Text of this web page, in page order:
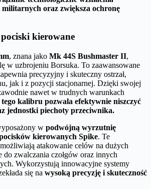
militarnych oraz zwiększa ochronę
kierowane
, znana jako Mk 44S Bushmaster II,
w uzbrojeniu Borsuka. To zaawansowane
precyzyjny i skuteczny ostrzał,
jak i z pozycji stacjonarnej. Dzięki swojej
nawet w trudnych warunkach
kalibru pozwala efektywnie niszczyć
jednostki piechoty przeciwnika.
w podwójną wyrzutnię
kierowanych Spike. Te
atakowanie celów na dużych
do zwalczania czołgów oraz innych
Wykorzystują innowacyjne systemy
się na wysoką precyzję i skuteczność